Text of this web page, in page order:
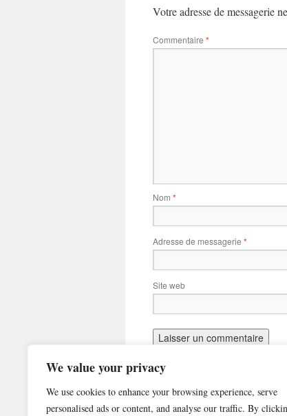
We value your privacy
We use cookies to enhance your browsing experience, serve
personalised ads or content, and analyse our traffic. By
Votre adresse de messagerie
Commentaire *
Nom *
Adresse de messagerie *
Site web
Copyright (2026) All Models Club